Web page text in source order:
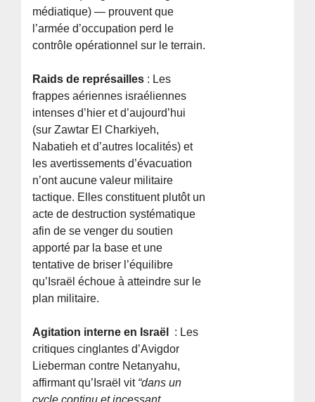
médiatique) — prouvent que
l’armée d’occupation perd le
contrôle opérationnel sur le terrain.
Raids de représailles : Les
frappes aériennes israéliennes
intenses d’hier et d’aujourd’hui
(sur Zawtar El Charkiyeh,
Nabatieh et d’autres localités) et
les avertissements d’évacuation
n’ont aucune valeur militaire
tactique. Elles constituent plutôt un
acte de destruction systématique
afin de se venger du soutien
apporté par la base et une
tentative de briser l’équilibre
qu’Israël échoue à atteindre sur le
plan militaire.
Agitation interne en Israël
: Les
critiques cinglantes d’Avigdor
Lieberman contre Netanyahu,
affirmant qu’Israël vit “dans un
cycle continu et incessant